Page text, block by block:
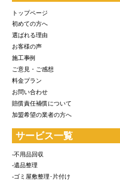
トップページ
初めての方へ
選ばれる理由
お客様の声
施工事例
ご意見・ご感想
料金プラン
お問い合わせ
賠償責任補償について
加盟希望の業者の方へ
サービス一覧
-不用品回収
-遺品整理
-ゴミ屋敷整理･片付け